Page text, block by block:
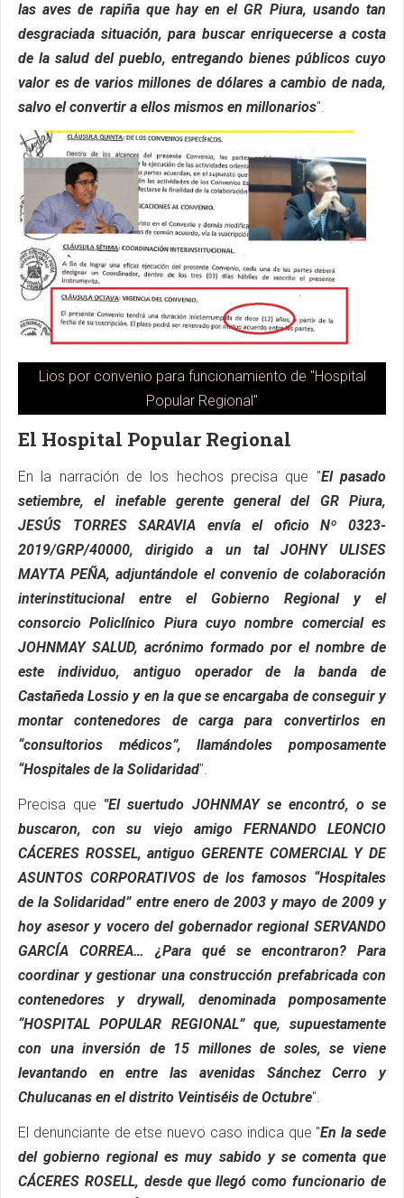
las aves de rapiña que hay en el GR Piura, usando tan
desgraciada situación, para buscar enriquecerse a costa
de la salud del pueblo, entregando bienes públicos cuyo
valor es de varios millones de dólares a cambio de nada,
salvo el convertir a ellos mismos en millonarios".
Lios por convenio para funcionamiento de "Hospital
Popular Regional"
El Hospital Popular Regional
En la narración de los hechos precisa que "El pasado
setiembre, el inefable gerente general del GR Piura,
JESÚS TORRES SARAVIA envía el oficio Nº 0323-
2019/GRP/40000, dirigido a un tal JOHNY ULISES
MAYTA PEÑA, adjuntándole el convenio de colaboración
interinstitucional entre el Gobierno Regional y el
consorcio Policlínico Piura cuyo nombre comercial es
JOHNMAY SALUD, acrónimo formado por el nombre de
este individuo, antiguo operador de la banda de
Castañeda Lossio y en la que se encargaba de conseguir y
montar contenedores de carga para convertirlos en
“consultorios médicos”, llamándoles pomposamente
“Hospitales de la Solidaridad".
Precisa que "El suertudo JOHNMAY se encontró, o se
buscaron, con su viejo amigo FERNANDO LEONCIO
CÁCERES ROSSEL, antiguo GERENTE COMERCIAL Y DE
ASUNTOS CORPORATIVOS de los famosos “Hospitales
de la Solidaridad” entre enero de 2003 y mayo de 2009 y
hoy asesor y vocero del gobernador regional SERVANDO
GARCÍA CORREA… ¿Para qué se encontraron? Para
coordinar y gestionar una construcción prefabricada con
contenedores y drywall, denominada pomposamente
“HOSPITAL POPULAR REGIONAL” que, supuestamente
con una inversión de 15 millones de soles, se viene
levantando en entre las avenidas Sánchez Cerro y
Chulucanas en el distrito Veintiséis de Octubre".
El denunciante de etse nuevo caso indica que "En la sede
del gobierno regional es muy sabido y se comenta que
CÁCERES ROSELL, desde que llegó como funcionario de